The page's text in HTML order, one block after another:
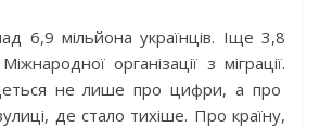
6,9 мільйона українців. Іще 3,8
організації з міграції.
не лише про цифри, а про
де стало тихіше. Про країну,